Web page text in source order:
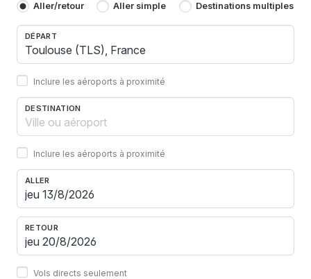
Aller/retour Aller simple Destinations multiples
DÉPART
Inclure les aéroports à proximité
DESTINATION
Inclure les aéroports à proximité
ALLER
RETOUR
Vols directs seulement